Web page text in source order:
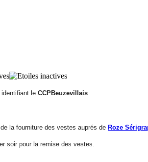
le CCPBeuzevillais.
la fourniture des vestes auprés de Roze
soir pour la remise des vestes.